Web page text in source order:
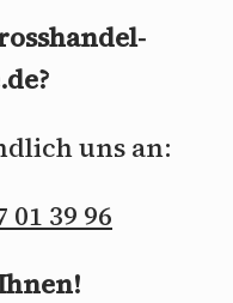
uns an:
01 39 96